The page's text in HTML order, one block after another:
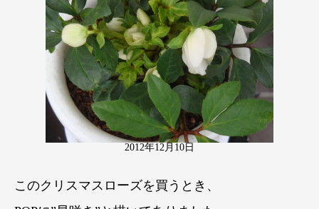
2012年12月10日
このクリスマスローズを買うとき、